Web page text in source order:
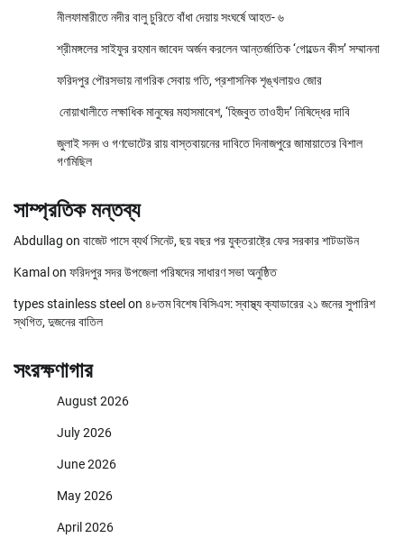
নীলফামারীতে নদীর বালু চুরিতে বাঁধা দেয়ায় সংঘর্ষে আহত- ৬
শ্রীমঙ্গলের সাইফুর রহমান জাবেদ অর্জন করলেন আন্তর্জাতিক ‘গোল্ডেন কীস’ সম্মাননা
ফরিদপুর পৌরসভায় নাগরিক সেবায় গতি, প্রশাসনিক শৃঙ্খলায়ও জোর
নোয়াখালীতে লক্ষাধিক মানুষের মহাসমাবেশ, ‘হিজবুত তাওহীদ’ নিষিদ্ধের দাবি
জুলাই সনদ ও গণভোটের রায় বাস্তবায়নের দাবিতে দিনাজপুরে জামায়াতের বিশাল
গণমিছিল
সাম্প্রতিক মন্তব্য
Abdullag on বাজেট পাসে ব্যর্থ সিনেট, ছয় বছর পর যুক্তরাষ্ট্রে ফের সরকার শাটডাউন
Kamal on ফরিদপুর সদর উপজেলা পরিষদের সাধারণ সভা অনুষ্ঠিত
types stainless steel on ৪৮তম বিশেষ বিসিএস: স্বাস্থ্য ক্যাডারের ২১ জনের সুপারিশ
স্থগিত, দুজনের বাতিল
সংরক্ষণাগার
August 2026
July 2026
June 2026
May 2026
April 2026